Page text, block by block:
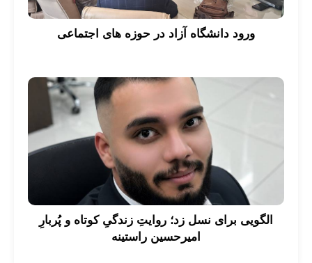
ورود دانشگاه آزاد در حوزه های اجتماعی
الگویی برای نسل زد؛ روایتِ زندگیِ کوتاه و پُربارِ
امیرحسین راستینه